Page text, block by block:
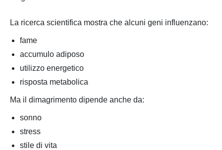
La ricerca scientifica mostra che alcuni geni influenzano:
fame
accumulo adiposo
utilizzo energetico
risposta metabolica
Ma il dimagrimento dipende anche da:
sonno
stress
stile di vita